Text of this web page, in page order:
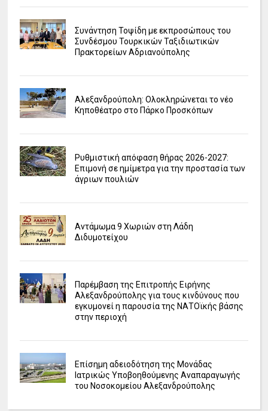
Συνάντηση Τοψίδη με εκπροσώπους του
Συνδέσμου Τουρκικών Ταξιδιωτικών
Πρακτορείων Αδριανούπολης
Αλεξανδρούπολη: Ολοκληρώνεται το νέο
Κηποθέατρο στο Πάρκο Προσκόπων
Ρυθμιστική απόφαση θήρας 2026-2027:
Επιμονή σε ημίμετρα για την προστασία των
άγριων πουλιών
Αντάμωμα 9 Χωριών στη Λάδη
Διδυμοτείχου
Παρέμβαση της Επιτροπής Ειρήνης
Αλεξανδρούπολης για τους κινδύνους που
εγκυμονεί η παρουσία της ΝΑΤΟϊκής βάσης
στην περιοχή
Επίσημη αδειοδότηση της Μονάδας
Ιατρικώς Υποβοηθούμενης Αναπαραγωγής
του Νοσοκομείου Αλεξανδρούπολης